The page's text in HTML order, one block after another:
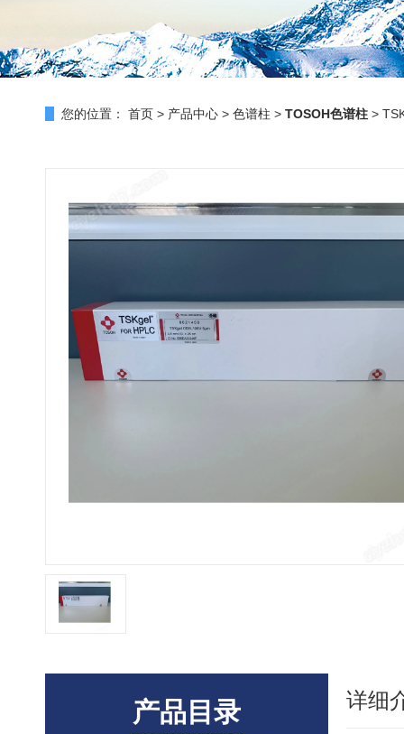
您的位置： 首页 > 产品中心 > 色谱柱 > TOSOH色谱柱 >
产品目录 详细